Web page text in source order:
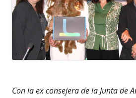
Con la ex consejera de la Junta de